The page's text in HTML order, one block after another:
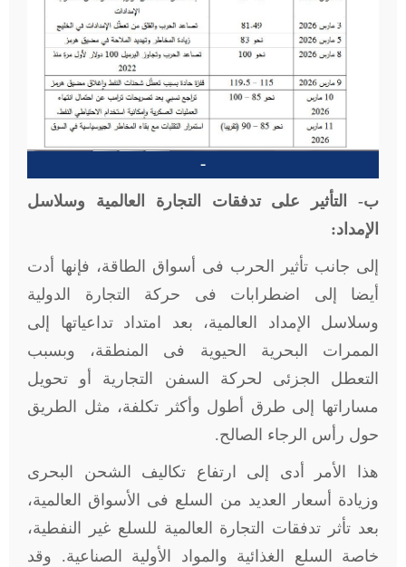
-
ب- التأثير على تدفقات التجارة العالمية وسلاسل
الإمداد:
إلى جانب تأثير الحرب فى أسواق الطاقة، فإنها أدت
أيضا إلى اضطرابات فى حركة التجارة الدولية
وسلاسل الإمداد العالمية، بعد امتداد تداعياتها إلى
الممرات البحرية الحيوية فى المنطقة، وبسبب
التعطل الجزئى لحركة السفن التجارية أو تحويل
مساراتها إلى طرق أطول وأكثر تكلفة، مثل الطريق
حول رأس الرجاء الصالح.
هذا الأمر أدى إلى ارتفاع تكاليف الشحن البحرى
وزيادة أسعار العديد من السلع فى الأسواق العالمية،
بعد تأثر تدفقات التجارة العالمية للسلع غير النفطية،
خاصة السلع الغذائية والمواد الأولية الصناعية. وقد